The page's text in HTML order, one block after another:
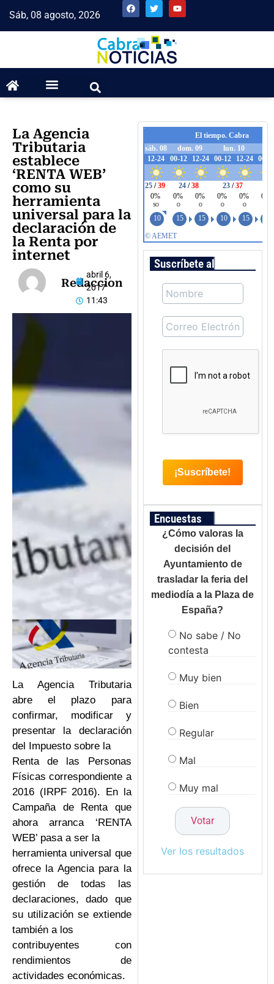
Sáb, 08 agosto, 2026
La Agencia
Tributaria
establece
‘RENTA WEB’
como su
herramienta
universal para la
declaración de
la Renta por
internet
Redaccion
abril 6,
2017
11:43
La Agencia Tributaria
abre el plazo para
confirmar, modificar y
presentar la declaración
del Impuesto sobre la
Renta de las Personas
Físicas correspondiente a
2016 (IRPF 2016). En la
Campaña de Renta que
ahora arranca ‘RENTA
WEB’ pasa a ser la
herramienta universal que
ofrece la Agencia para la
gestión de todas las
declaraciones, dado que
su utilización se extiende
también a los
contribuyentes con
rendimientos de
actividades económicas.
Suscríbete al boletín
Encuestas
¿Cómo valoras la
decisión del
Ayuntamiento de
trasladar la feria del
mediodía a la Plaza de
España?
No sabe / No
contesta
Muy bien
Bien
Regular
Mal
Muy mal
Ver los resultados